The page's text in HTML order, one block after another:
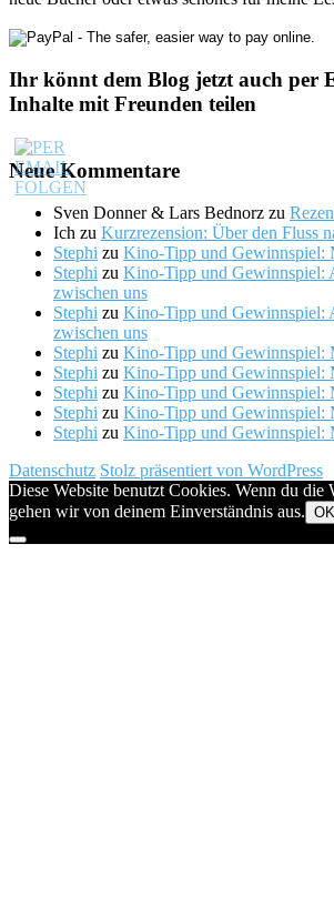
Ihr könnt dem Blog jetzt auch per
Inhalte mit Freunden teilen
Neue Kommentare
Sven Donner & Lars Bednorz zu
Ich zu Kurzrezension: Über den Fluss
Stephi zu Kino-Tipp und Gewinnspiel:
Stephi zu Kino-Tipp und Gewinnspiel:
zwischen uns
Stephi zu Kino-Tipp und Gewinnspiel:
zwischen uns
Stephi zu Kino-Tipp und Gewinnspiel:
Stephi zu Kino-Tipp und Gewinnspiel:
Stephi zu Kino-Tipp und Gewinnspiel:
Stephi zu Kino-Tipp und Gewinnspiel:
Stephi zu Kino-Tipp und Gewinnspiel:
Datenschutz Stolz präsentiert von WordPress
Diese Website benutzt Cookies. Wenn du die
gehen wir von deinem Einverständnis aus. OK